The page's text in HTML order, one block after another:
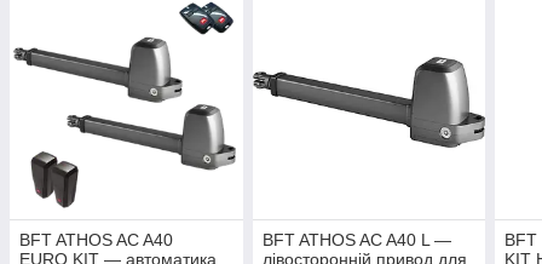
BFT ATHOS AC A40
EURO KIT — автоматика
BFT ATHOS AC A40 L —
лівосторонній привод для
BFT
KIT